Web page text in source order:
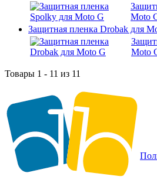
Moto
Защитная пленка Drobak для
Moto
Товары 1 - 11 из 11